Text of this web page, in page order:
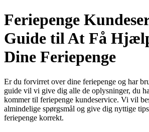
Feriepenge
Guide til At Få
Dine Feriepenge
Er du forvirret over dine feriepenge og har
guide vil vi give dig alle de oplysninger, du
kommer til feriepenge kundeservice. Vi vil
almindelige spørgsmål og give dig nyttige
feriepenge korrekt.